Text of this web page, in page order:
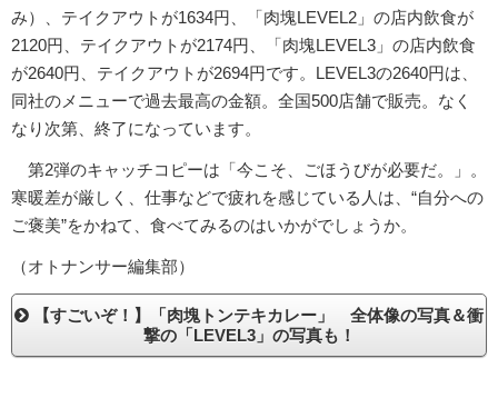
み）、テイクアウトが1634円、「肉塊LEVEL2」の店内飲食が
2120円、テイクアウトが2174円、「肉塊LEVEL3」の店内飲食
が2640円、テイクアウトが2694円です。LEVEL3の2640円は、
同社のメニューで過去最高の金額。全国500店舗で販売。なく
なり次第、終了になっています。
第2弾のキャッチコピーは「今こそ、ごほうびが必要だ。」。
寒暖差が厳しく、仕事などで疲れを感じている人は、“自分への
ご褒美”をかねて、食べてみるのはいかがでしょうか。
（オトナンサー編集部）
【すごいぞ！】「肉塊トンテキカレー」 全体像の写真＆衝
撃の「LEVEL3」の写真も！